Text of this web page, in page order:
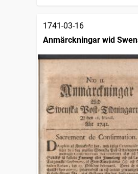
1741-03-16
Anmärckningar wid
posttidningarne